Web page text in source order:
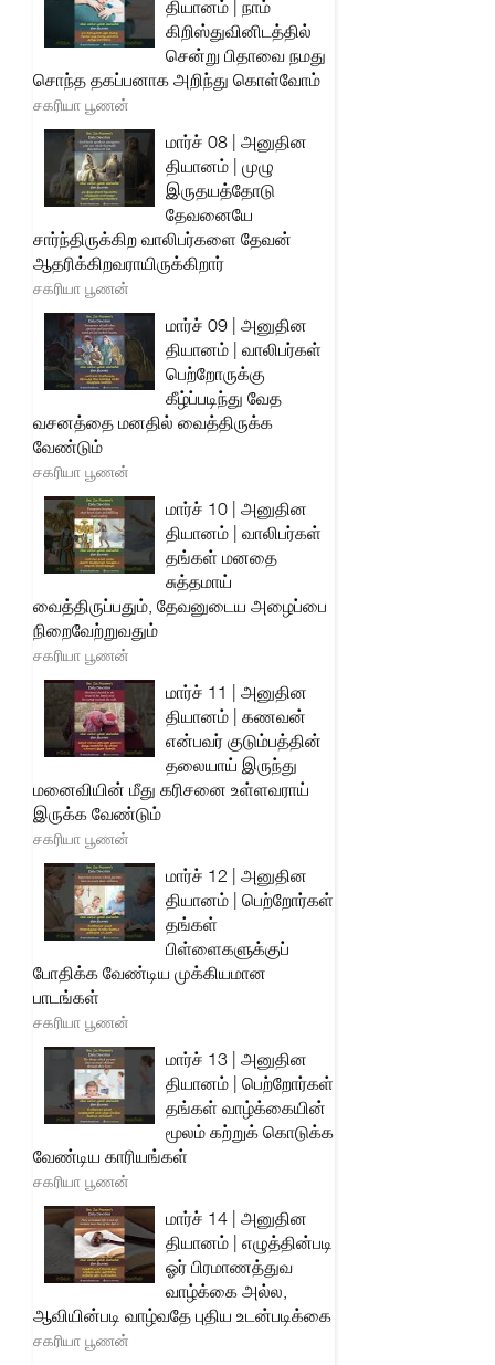
தியானம் | நாம்
கிறிஸ்துவினிடத்தில்
சென்று பிதாவை நமது
சொந்த தகப்பனாக அறிந்து கொள்வோம்
சகரியா பூணன்
மார்ச் 08 | அனுதின
தியானம் | முழு
இருதயத்தோடு
தேவனையே
சார்ந்திருக்கிற வாலிபர்களை தேவன்
ஆதரிக்கிறவராயிருக்கிறார்
சகரியா பூணன்
மார்ச் 09 | அனுதின
தியானம் | வாலிபர்கள்
பெற்றோருக்கு
கீழ்ப்படிந்து வேத
வசனத்தை மனதில் வைத்திருக்க
வேண்டும்
சகரியா பூணன்
மார்ச் 10 | அனுதின
தியானம் | வாலிபர்கள்
தங்கள் மனதை
சுத்தமாய்
வைத்திருப்பதும், தேவனுடைய அழைப்பை
நிறைவேற்றுவதும்
சகரியா பூணன்
மார்ச் 11 | அனுதின
தியானம் | கணவன்
என்பவர் குடும்பத்தின்
தலையாய் இருந்து
மனைவியின் மீது கரிசனை உள்ளவராய்
இருக்க வேண்டும்
சகரியா பூணன்
மார்ச் 12 | அனுதின
தியானம் | பெற்றோர்கள்
தங்கள்
பிள்ளைகளுக்குப்
போதிக்க வேண்டிய முக்கியமான
பாடங்கள்
சகரியா பூணன்
மார்ச் 13 | அனுதின
தியானம் | பெற்றோர்கள்
தங்கள் வாழ்க்கையின்
மூலம் கற்றுக் கொடுக்க
வேண்டிய காரியங்கள்
சகரியா பூணன்
மார்ச் 14 | அனுதின
தியானம் | எழுத்தின்படி
ஓர் பிரமாணத்துவ
வாழ்க்கை அல்ல,
ஆவியின்படி வாழ்வதே புதிய உடன்படிக்கை
சகரியா பூணன்